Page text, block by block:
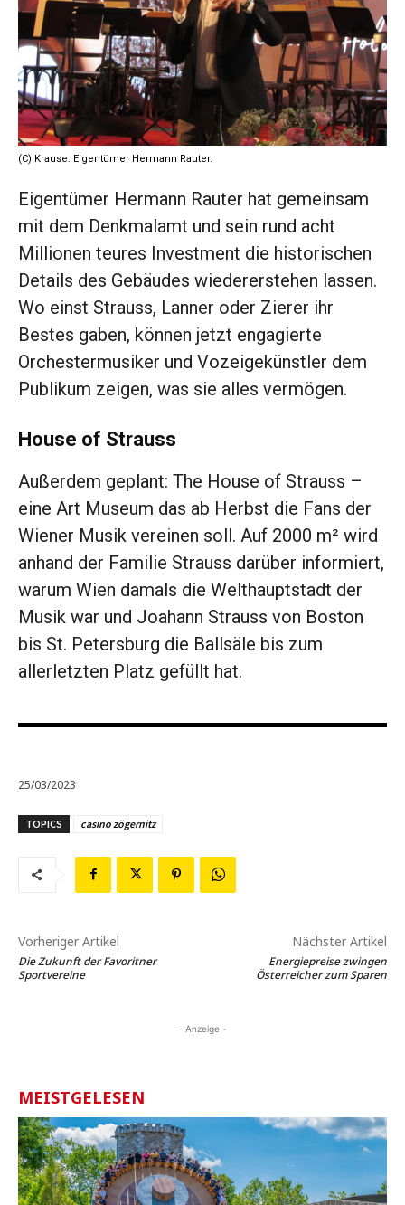
(C) Krause: Eigentümer Hermann Rauter.
Eigentümer Hermann Rauter hat gemeinsam
mit dem Denkmalamt und sein rund acht
Millionen teures Investment die historischen
Details des Gebäudes wiedererstehen lassen.
Wo einst Strauss, Lanner oder Zierer ihr
Bestes gaben, können jetzt engagierte
Orchestermusiker und Vozeigekünstler dem
Publikum zeigen, was sie alles vermögen.
House of Strauss
Außerdem geplant: The House of Strauss –
eine Art Museum das ab Herbst die Fans der
Wiener Musik vereinen soll. Auf 2000 m² wird
anhand der Familie Strauss darüber informiert,
warum Wien damals die Welthauptstadt der
Musik war und Joahann Strauss von Boston
bis St. Petersburg die Ballsäle bis zum
allerletzten Platz gefüllt hat.
25/03/2023
TOPICS casino zögernitz
Vorheriger Artikel
Die Zukunft der Favoritner
Sportvereine
Nächster Artikel
Energiepreise zwingen
Österreicher zum Sparen
- Anzeige -
MEISTGELESEN